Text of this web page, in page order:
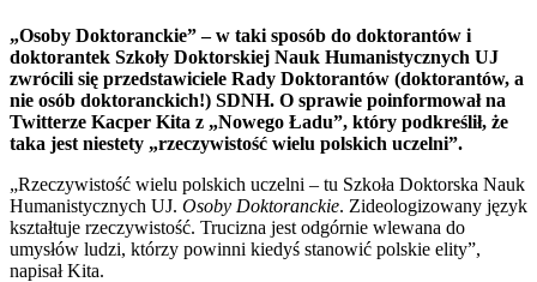
„Osoby Doktoranckie” – w taki sposób do doktorantów i
doktorantek Szkoły Doktorskiej Nauk Humanistycznych UJ
zwrócili się przedstawiciele Rady Doktorantów (doktorantów, a
nie osób doktoranckich!) SDNH. O sprawie poinformował na
Twitterze Kacper Kita z „Nowego Ładu”, który podkreślił, że
taka jest niestety „rzeczywistość wielu polskich uczelni”.
„Rzeczywistość wielu polskich uczelni – tu Szkoła Doktorska Nauk
Humanistycznych UJ. Osoby Doktoranckie. Zideologizowany język
kształtuje rzeczywistość. Trucizna jest odgórnie wlewana do
umysłów ludzi, którzy powinni kiedyś stanowić polskie elity”,
napisał Kita.